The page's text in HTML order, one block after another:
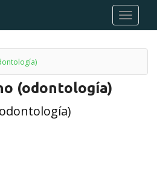
(odontología)